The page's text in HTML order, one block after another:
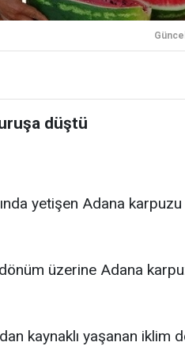
düştü
yetişen Adana
üzerine Adana
kaynaklı yaşanan iklim